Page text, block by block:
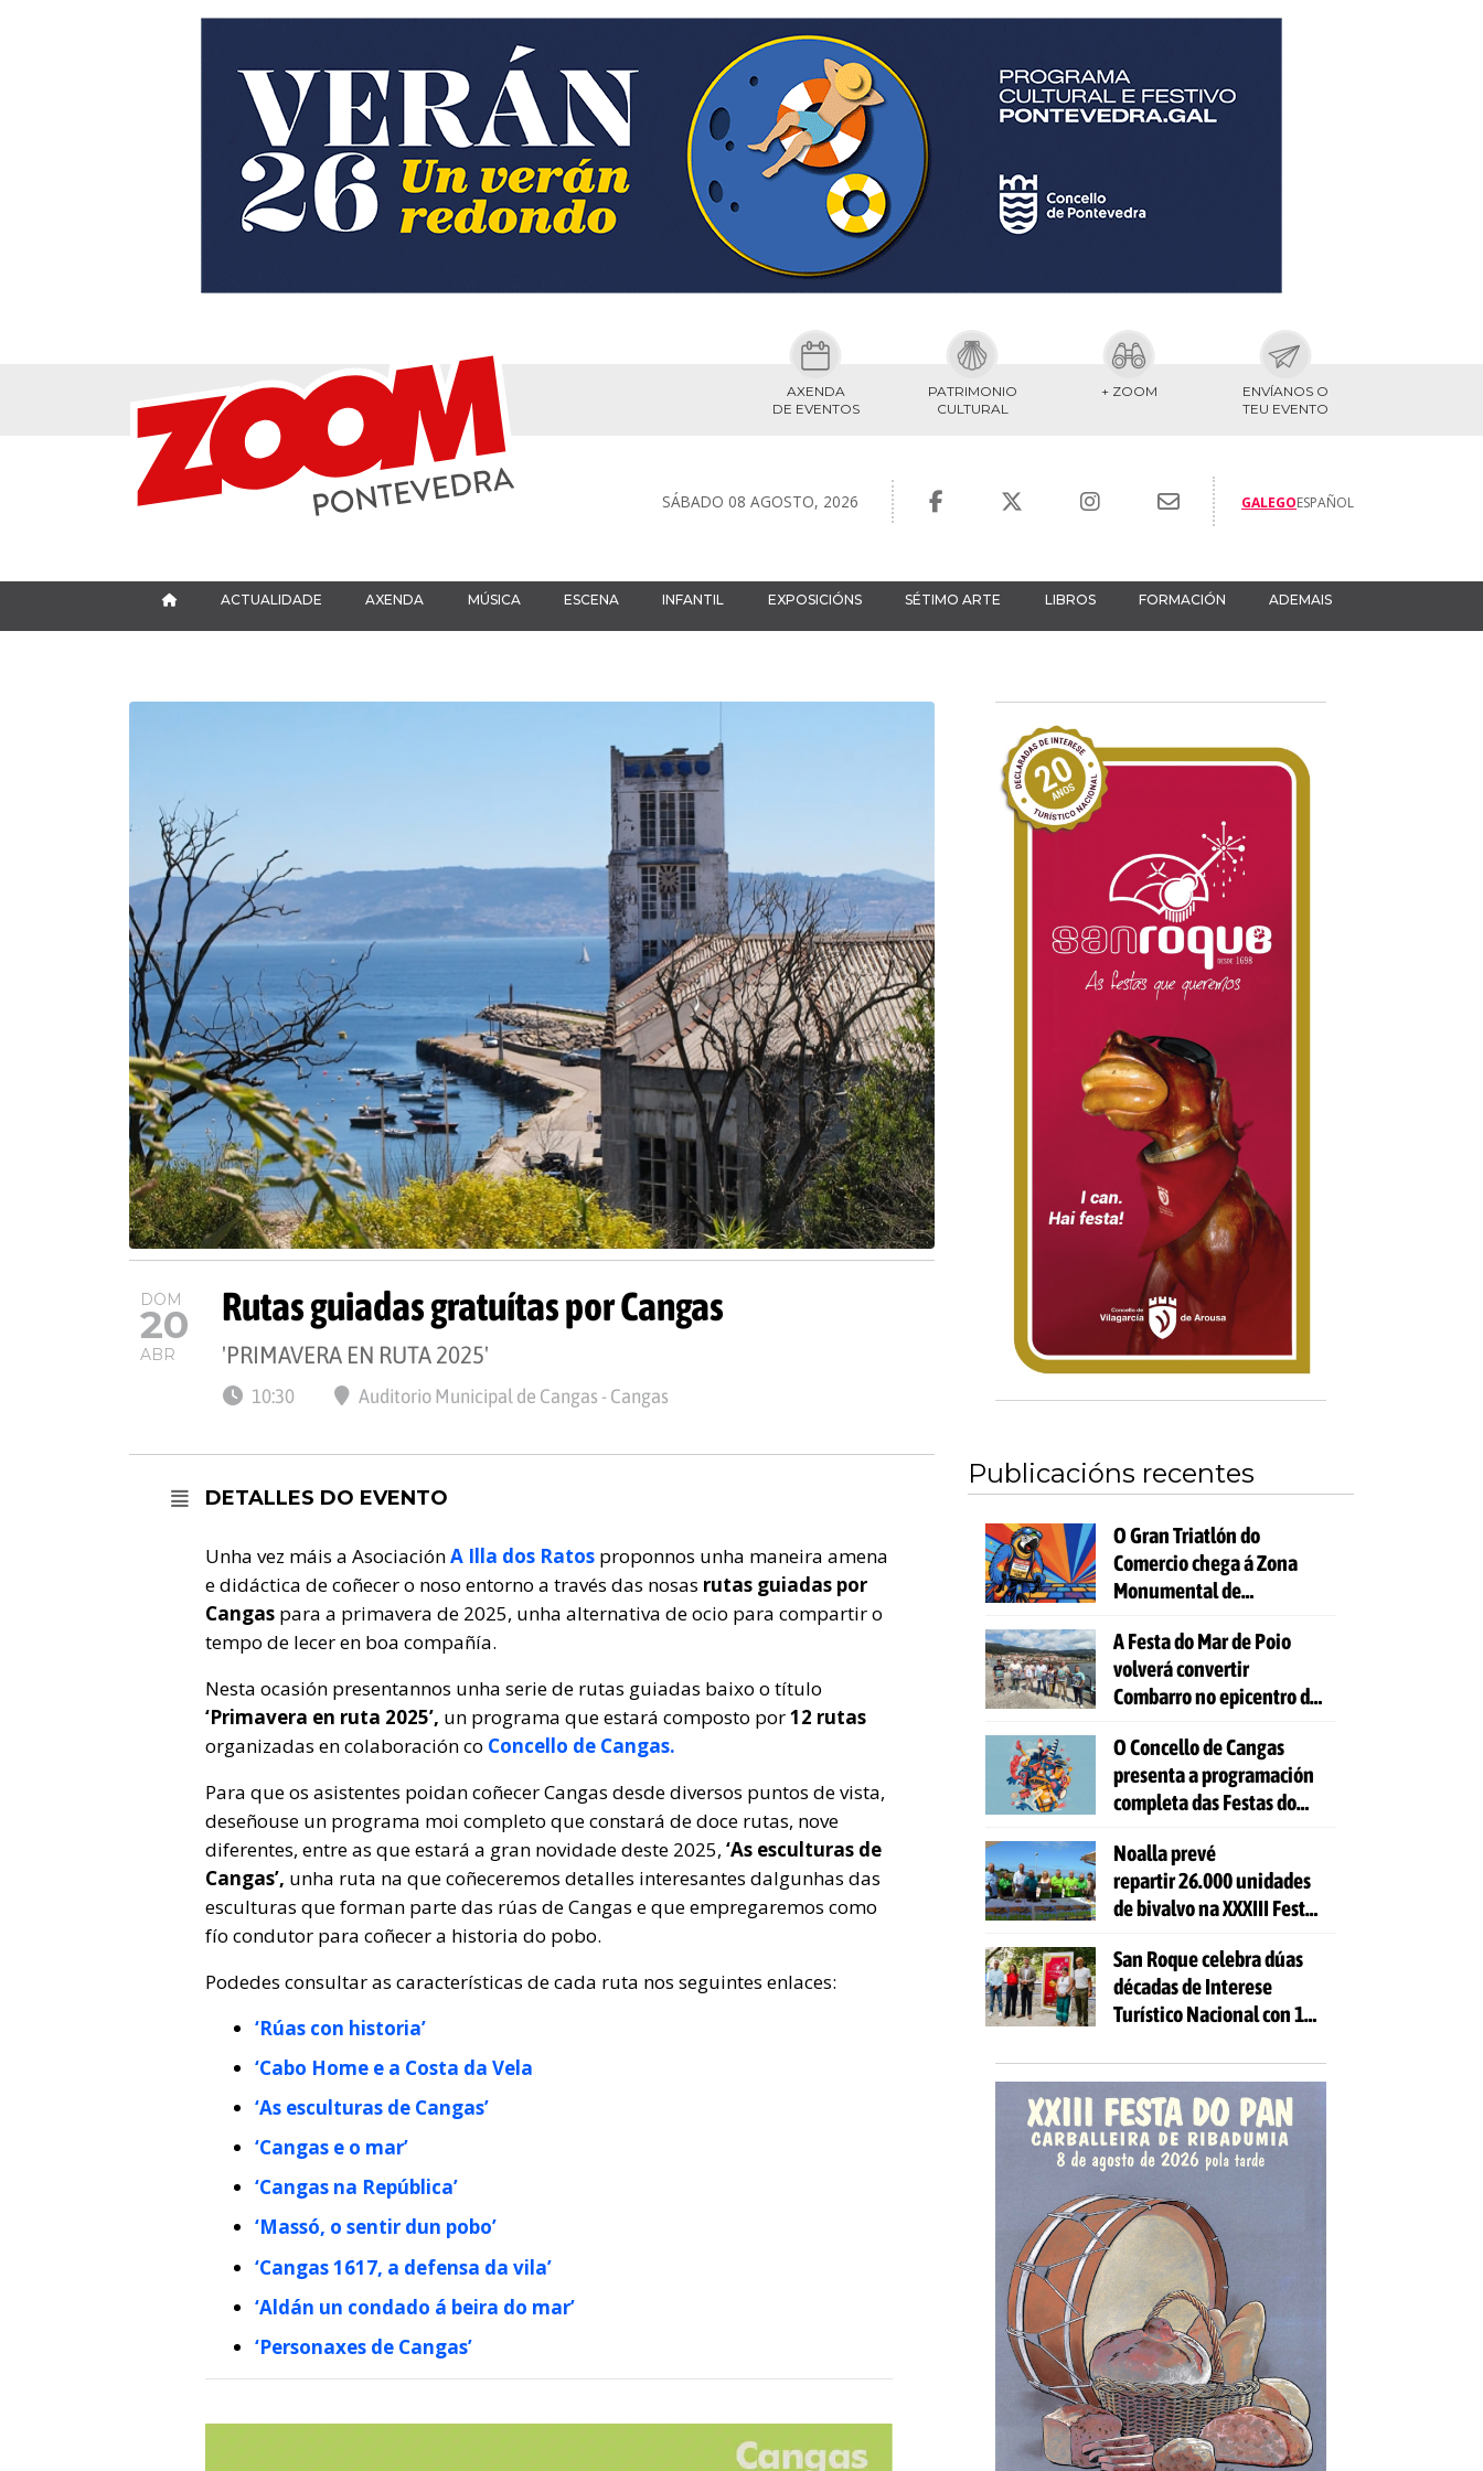
AXENDA
DE EVENTOS
PATRIMONIO
CULTURAL
+ ZOOM
ENVÍANOS O
TEU EVENTO
SÁBADO 08 AGOSTO, 2026 GALEGOESPAÑOL
ACTUALIDADE AXENDA MÚSICA ESCENA INFANTIL EXPOSICIÓNS SÉTIMO ARTE LIBROS FORMACIÓN ADEMAIS
DOM
20
ABR
Rutas guiadas gratuítas por Cangas
'PRIMAVERA EN RUTA 2025'
10:30 Auditorio Municipal de Cangas - Cangas
DETALLES DO EVENTO
Unha vez máis a AsociaciónA Illa dos Ratos proponnos unha maneira amena
e didáctica de coñecer o noso entorno a través das nosas rutas guiadas por
Cangas para a primavera de 2025, unha alternativa de ocio para compartir o
tempo de lecer en boa compañía.
Nesta ocasión presentannos unha serie de rutas guiadas baixo o título
‘Primavera en ruta 2025’, un programa que estará composto por12 rutas
organizadas en colaboración co Concello de Cangas.
Para que os asistentes poidan coñecer Cangas desde diversos puntos de vista,
deseñouse un programa moi completo que constará de doce rutas, nove
diferentes, entre as que estará a gran novidade deste 2025, ‘As esculturas de
Cangas’, unha ruta na que coñeceremos detalles interesantes dalgunhas das
esculturas que forman parte das rúas de Cangas e que empregaremos como
fío condutor para coñecer a historia do pobo.
Podedes consultar as características de cada ruta nos seguintes enlaces:
‘Rúas con historia’
‘Cabo Home e a Costa da Vela
‘As esculturas de Cangas’
‘Cangas e o mar’
‘Cangas na República’
‘Massó, o sentir dun pobo’
‘Cangas 1617, a defensa da vila’
‘Aldán un condado á beira do mar’
‘Personaxes de Cangas’
Publicacións recentes
O Gran Triatlón do
Comercio chega á Zona
Monumental de
A Festa do Mar de Poio
volverá convertir
Combarro no epicentro da
O Concello de Cangas
presenta a programación
completa das Festas do
Noalla prevé
repartir 26.000 unidades
de bivalvo na XXXIII Festa
San Roque celebra dúas
décadas de Interese
Turístico Nacional con 10
actividades gratuítas